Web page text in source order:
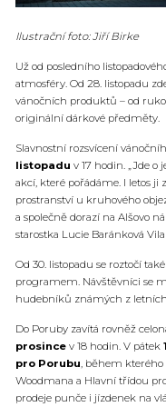
Ilustrační foto: Jiří Birke
Už od posledního
atmosféry. Od 28. listopadu
vánočních produktů – od
originální dárkové předměty.
Slavnostní rozsvícení
listopadu v 17 hodin. „Jde
akcí, které pořádáme. I letos ji
prostranství u kruhového
a společně dorazí na Alšovo
starostka Lucie Baránková
Od 30. listopadu se roztočí
programem. Návštěvníci se
hudebníků známých z
Do Poruby zavítá rovněž
prosince v 18 hodin. V pátek
pro Porubu, během kterého
Woodmana a Hlavní třídou
prodeje punče i jízdenek na